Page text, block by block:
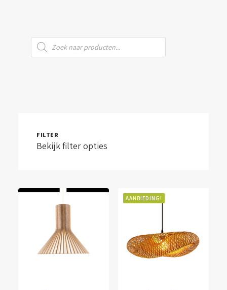
Producten
zoeken
FILTER
Bekijk filter opties
AANBIEDING!